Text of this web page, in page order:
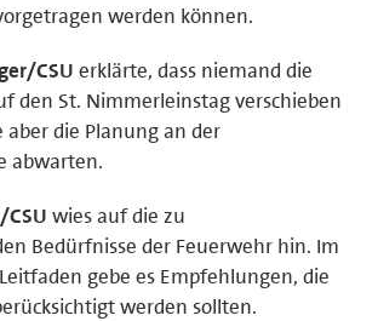
werden können.
CSU erklärte, dass niemand die
den St. Nimmerleinstag verschieben
die Planung an der
abwarten.
wies auf die zu
Bedürfnisse der Feuerwehr hin. Im
gebe es Empfehlungen, die
werden sollten.